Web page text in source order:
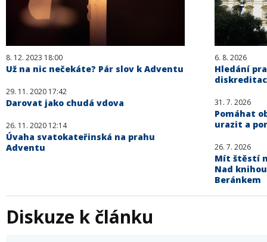
8. 12. 2023 18:00
Už na nic nečekáte? Pár slov k Adventu
29. 11. 2020 17:42
Darovat jako chudá vdova
26. 11. 2020 12:14
Úvaha svatokateřinská na prahu
Adventu
6. 8. 2026
Hledání
31. 7. 2026
Pomáhat
urazit a
26. 7. 2026
Mít štěstí
Nad
Beránkem
Diskuze k článku